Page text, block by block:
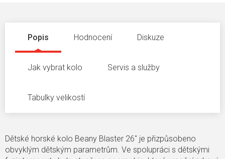
Popis Hodnocení Diskuze
Jak vybrat kolo Servis a služby
Tabulky velikostí
Dětské horské kolo Beany Blaster 26" je přizpůsobeno
obvyklým dětským parametrům. Ve spolupráci s dětskými